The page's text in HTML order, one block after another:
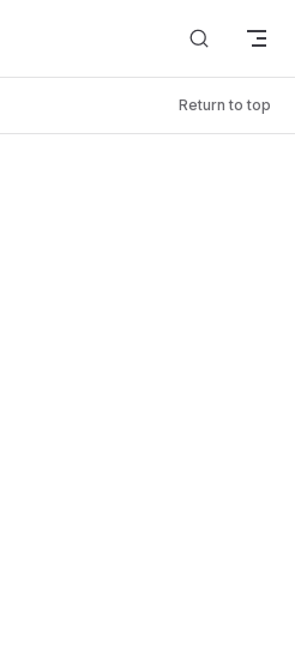
Return to top